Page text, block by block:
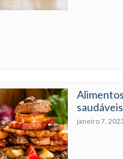
saudáveis
janeiro 7,